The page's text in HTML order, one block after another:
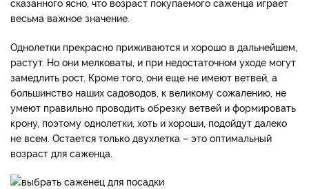
весьма важное значение.
Однолетки прекрасно приживаются и хорошо в дальнейшем,
растут. Но они мелковаты, и при недостаточном уходе могут
замедлить рост. Кроме того, они еще не имеют ветвей, а
большинство наших садоводов, к великому сожалению, не
умеют правильно проводить обрезку ветвей и формировать
крону, поэтому однолетки, хоть и хороши, подойдут далеко
не всем. Остается только двухлетка – это оптимальный
возраст для саженца.